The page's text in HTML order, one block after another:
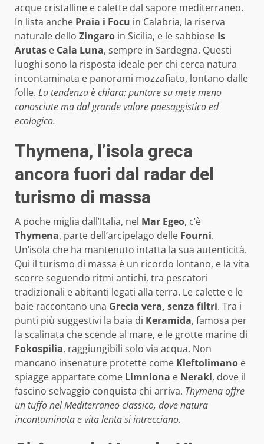
acque cristalline e calette dal sapore mediterraneo.
In lista anche Praia i Focu in Calabria, la riserva
naturale dello Zingaro in Sicilia, e le sabbiose Is
Arutas e Cala Luna, sempre in Sardegna. Questi
luoghi sono la risposta ideale per chi cerca natura
incontaminata e panorami mozzafiato, lontano dalle
folle. La tendenza è chiara: puntare su mete meno
conosciute ma dal grande valore paesaggistico ed
ecologico.
Thymena, l’isola greca
ancora fuori dal radar del
turismo di massa
A poche miglia dall’Italia, nel Mar Egeo, c’è
Thymena, parte dell’arcipelago delle Fourni.
Un’isola che ha mantenuto intatta la sua autenticità.
Qui il turismo di massa è un ricordo lontano, e la vita
scorre seguendo ritmi antichi, tra pescatori
tradizionali e abitanti legati alla terra. Le calette e le
baie raccontano una Grecia vera, senza filtri. Tra i
punti più suggestivi la baia di Keramida, famosa per
la scalinata che scende al mare, e le grotte marine di
Fokospilia, raggiungibili solo via acqua. Non
mancano insenature protette come Kleftolimano e
spiagge appartate come Limniona e Neraki, dove il
fascino selvaggio conquista chi arriva. Thymena offre
un tuffo nel Mediterraneo classico, dove natura
incontaminata e vita lenta si intrecciano.